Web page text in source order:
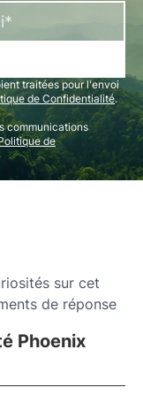
traitées pour l'envoi
de Confidentialité.
communications
de
sur cet
de réponse
Phoenix